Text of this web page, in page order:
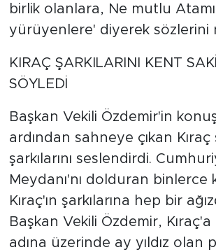
birlik olanlara, Ne mutlu
yürüyenlere' diyerek sözlerini
KIRAÇ ŞARKILARINI KENT
SÖYLEDİ
Başkan Vekili Özdemir'in
ardından sahneye çıkan Kıraç
şarkılarını seslendirdi.
Meydanı'nı dolduran binlerce
Kıraç'ın şarkılarına hep bir
Başkan Vekili Özdemir,
adına üzerinde ay yıldız olan